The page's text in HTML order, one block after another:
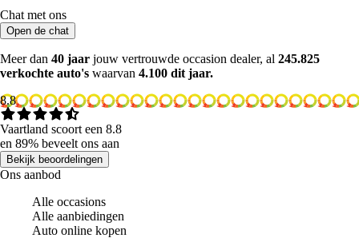
Chat met ons
Open de chat
Meer dan 40 jaar jouw vertrouwde occasion dealer, al 245.825
verkochte auto's waarvan 4.100 dit jaar.
8.8
Vaartland scoort een 8.8
en 89% beveelt ons aan
Bekijk beoordelingen
Ons aanbod
Alle occasions
Alle aanbiedingen
Auto online kopen